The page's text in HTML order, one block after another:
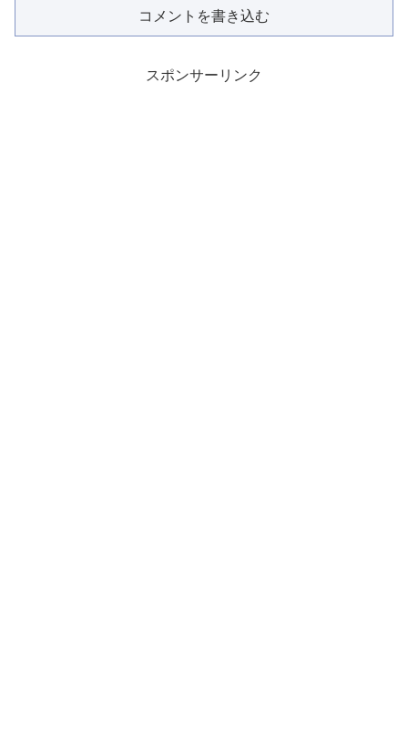
コメントを書き込む
スポンサーリンク